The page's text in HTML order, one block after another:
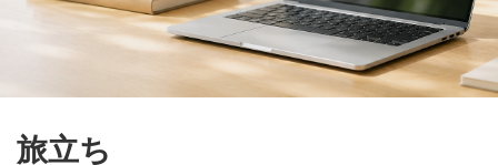
旅立ち